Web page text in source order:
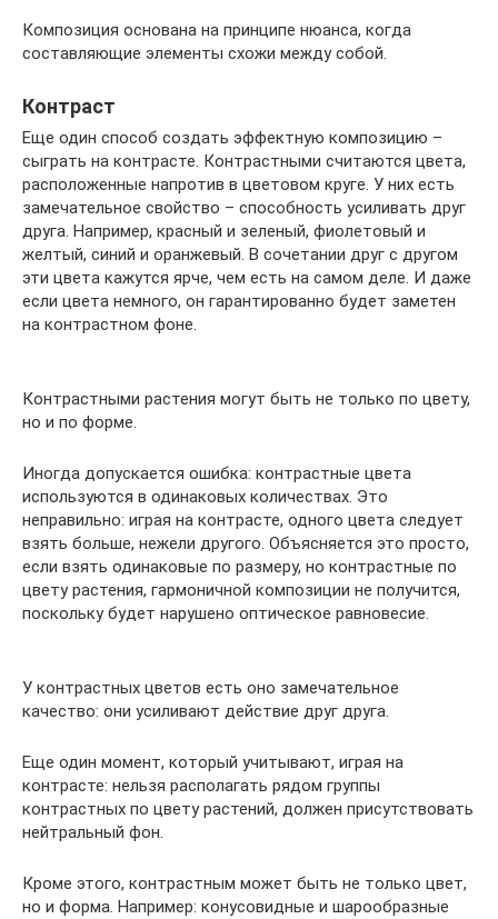
Композиция основана на принципе нюанса, когда
составляющие элементы схожи между собой.
Контраст
Еще один способ создать эффектную композицию –
сыграть на контрасте. Контрастными считаются цвета,
расположенные напротив в цветовом круге. У них есть
замечательное свойство – способность усиливать друг
друга. Например, красный и зеленый, фиолетовый и
желтый, синий и оранжевый. В сочетании друг с другом
эти цвета кажутся ярче, чем есть на самом деле. И даже
если цвета немного, он гарантированно будет заметен
на контрастном фоне.
Контрастными растения могут быть не только по цвету,
но и по форме.
Иногда допускается ошибка: контрастные цвета
используются в одинаковых количествах. Это
неправильно: играя на контрасте, одного цвета следует
взять больше, нежели другого. Объясняется это просто,
если взять одинаковые по размеру, но контрастные по
цвету растения, гармоничной композиции не получится,
поскольку будет нарушено оптическое равновесие.
У контрастных цветов есть оно замечательное
качество: они усиливают действие друг друга.
Еще один момент, который учитывают, играя на
контрасте: нельзя располагать рядом группы
контрастных по цвету растений, должен присутствовать
нейтральный фон.
Кроме этого, контрастным может быть не только цвет,
но и форма. Например: конусовидные и шарообразные